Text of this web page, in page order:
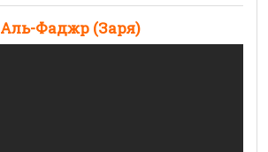
Аль-Фаджр (Заря)